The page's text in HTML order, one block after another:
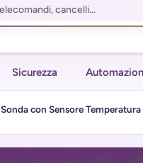
Sicurezza
Sonda con Sensore